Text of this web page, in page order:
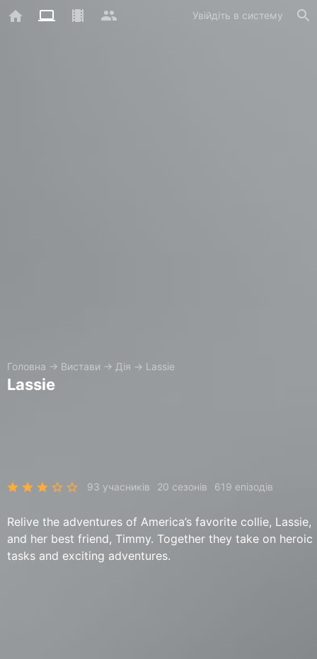
Увійдіть в систему
Головна → Вистави → Дія → Lassie
Lassie
93 учасників 20 сезонів 619 епізодів
Relive the adventures of America’s favorite collie, Lassie,
and her best friend, Timmy. Together they take on heroic
tasks and exciting adventures.